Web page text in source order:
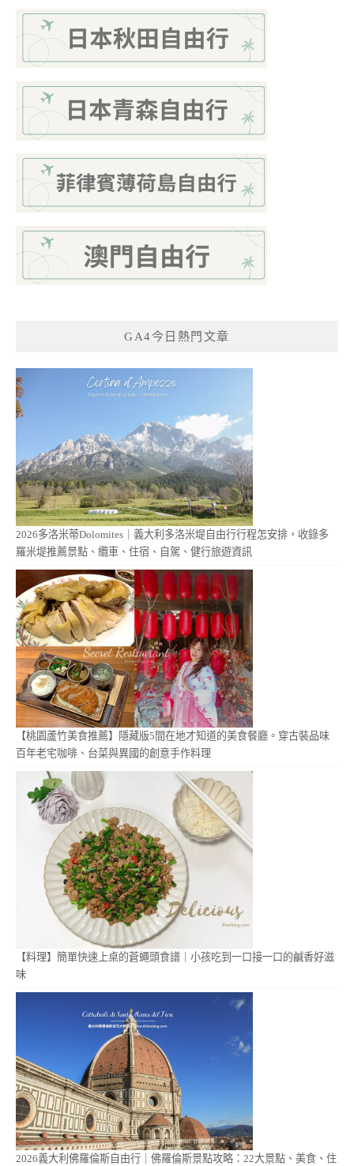
GA4今日熱門文章
2026多洛米蒂Dolomites｜義大利多洛米堤自由行行程怎安排，收錄多
羅米堤推薦景點、纜車、住宿、自駕、健行旅遊資訊
【桃園蘆竹美食推薦】隱藏版5間在地才知道的美食餐廳。穿古裝品味
百年老宅咖啡、台菜與異國的創意手作料理
【料理】簡單快速上桌的蒼蠅頭食譜｜小孩吃到一口接一口的鹹香好滋
味
2026義大利佛羅倫斯自由行｜佛羅倫斯景點攻略：22大景點、美食、住